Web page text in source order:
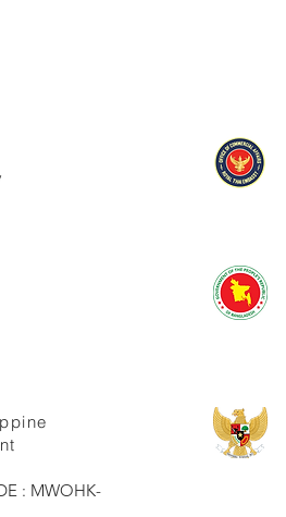
: MWOHK-